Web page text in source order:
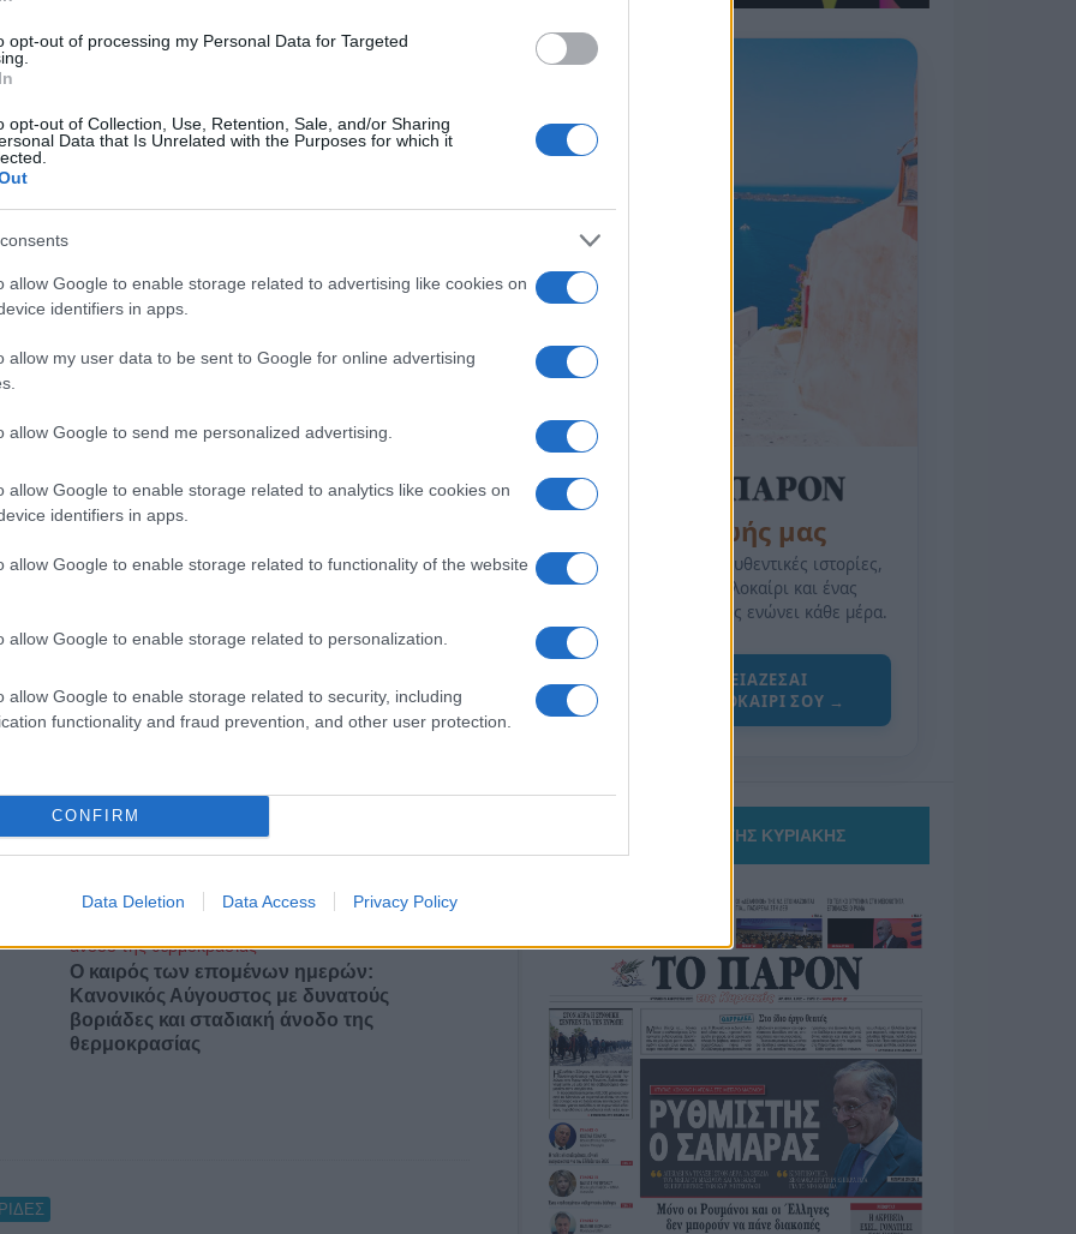
opt-out of processing my Personal Data for Targeted
opt-out of Collection, Use, Retention, Sale, and/or Sharing
Data that Is Unrelated with the Purposes for which it
allow Google to enable storage related to advertising like cookies on
identifiers in apps.
allow my user data to be sent to Google for online advertising
allow Google to send me personalized advertising.
allow Google to enable storage related to analytics like cookies on
identifiers in apps.
allow Google to enable storage related to functionality of the website
allow Google to enable storage related to personalization.
allow Google to enable storage related to security, including
functionality and fraud prevention, and other user protection.
CONFIRM
Data Deletion Data Access Privacy Policy
είναι…και τα δύο!
Πώς να ξεφλουδίζεις εύκολα το σκόρδο
πρέπει να ξέρει
Πόλεμοι και ένα… Τσουνάμι Αλλαγών: Η
Τράπουλα των Ελληνικών Media
ΤΣΟΥΝΑΜΙ ψηφιακής οργής…
συμπαρασύρει την κυβέρνηση
Ο καιρός των επομένων ημερών:
Κανονικός Αύγουστος με δυνατούς
βοριάδες και σταδιακή άνοδο της
θερμοκρασίας
της Ζωής μας
Οι άνθρωποι, οι αυθεντικές ιστορίες,
το ελληνικό καλοκαίρι και ένας
πολιτισμός που μας ενώνει κάθε μέρα.
ΟΣΑ ΧΡΕΙΑΖΕΣΑΙ
ΓΙΑ ΤΟ ΚΑΛΟΚΑΙΡΙ ΣΟΥ →
ΤΟ ΠΑΡΟΝ ΤΗΣ ΚΥΡΙΑΚΗΣ